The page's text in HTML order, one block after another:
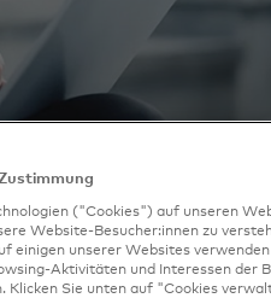
("Cookies") auf unseren
Website-Besucher:innen zu
einigen unserer Websites
Aktivitäten und Interessen der
Sie unten auf "Cookies